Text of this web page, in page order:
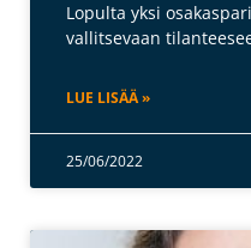
Lopulta yksi
vallitsevaan
LUE LISÄÄ »
25/06/2022